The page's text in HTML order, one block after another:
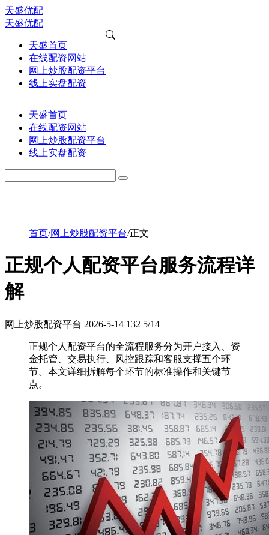
天盛优配
天盛优配
天盛首页
在线配资网站
网上炒股配资平台
线上实盘配资
天盛首页
在线配资网站
网上炒股配资平台
线上实盘配资
首页/网上炒股配资平台/正文
正规个人配资平台服务流程详
解
网上炒股配资平台 2026-5-14 132 5/14
正规个人配资平台的全流程服务分为开户接入、资
金托管、交易执行、风控跟踪和客服支撑五个环
节。本文详细拆解每个环节的标准操作和关键节
点。